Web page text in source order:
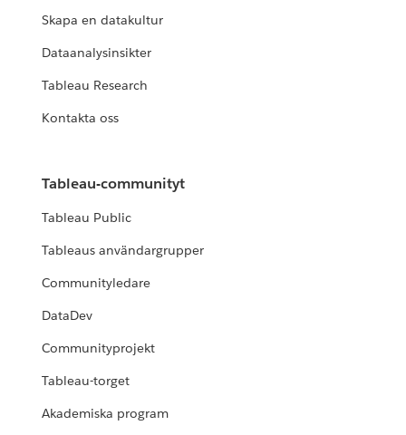
Skapa en datakultur
Dataanalysinsikter
Tableau Research
Kontakta oss
Tableau-communityt
Tableau Public
Tableaus användargrupper
Communityledare
DataDev
Communityprojekt
Tableau-torget
Akademiska program